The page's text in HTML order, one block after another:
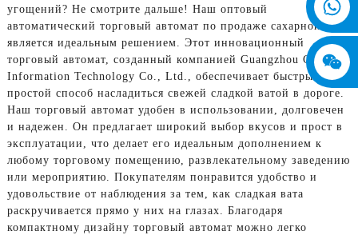
угощений? Не смотрите дальше! Наш оптовый
автоматический торговый автомат по продаже сахарной ваты
является идеальным решением. Этот инновационный
торговый автомат, созданный компанией Guangzhou Chuanbo
Information Technology Co., Ltd., обеспечивает быстрый и
простой способ насладиться свежей сладкой ватой в дороге.
Наш торговый автомат удобен в использовании, долговечен
и надежен. Он предлагает широкий выбор вкусов и прост в
эксплуатации, что делает его идеальным дополнением к
любому торговому помещению, развлекательному заведению
или мероприятию. Покупателям понравится удобство и
удовольствие от наблюдения за тем, как сладкая вата
раскручивается прямо у них на глазах. Благодаря
компактному дизайну торговый автомат можно легко